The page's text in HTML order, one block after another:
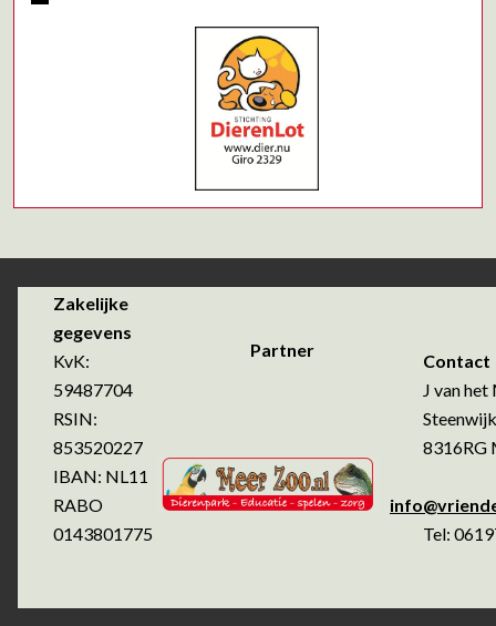
Zakelijke
gegevens
KvK:
59487704
RSIN:
853520227
IBAN: NL11
RABO
0143801775
Partner
Contact
J van het
8316RG
Tel: